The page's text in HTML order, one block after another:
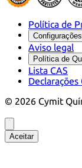
Política de
Aviso legal
Política de
Lista CAS
Declarações
© 2026 Cymit
Aceitar